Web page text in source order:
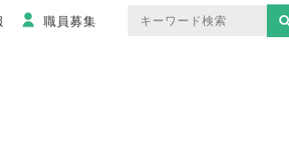
職員募集